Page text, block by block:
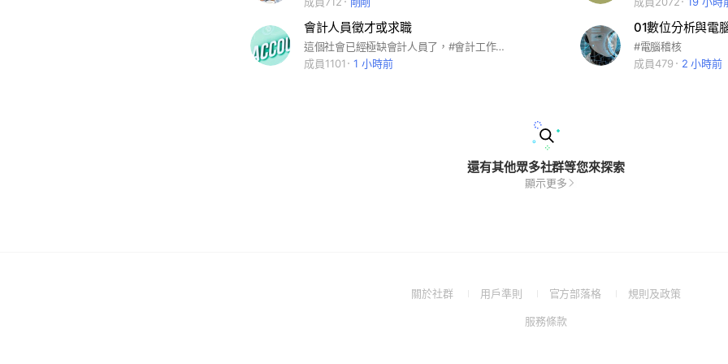
會計人員徵才或求職
這個社會已經極缺會計人員了，#會計工作原本應該是商業的引擎，沒有會計企業如何得知損益？如果您想求職求才的，都來吧。想問會計處理或分錄也歡迎，甚至詢問稅務問題也可以喔！ 希望是真心來求職求才的。
成員1101
1 小時前
01數位分析與電
#電腦稽核
成員479
2 小時前
還有其他眾多社群等您來探索
顯示更多
關於社群
(Open用戶準則
(Open
a
官方部落格
(Open規則及政策(Open
服務條款(Open